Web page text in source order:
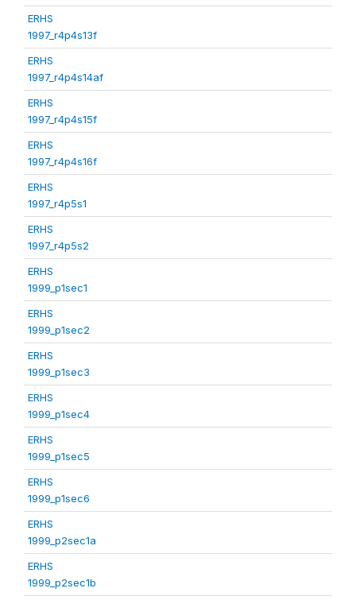
ERHS
1997_r4p4s13f
ERHS
1997_r4p4s14af
ERHS
1997_r4p4s15f
ERHS
1997_r4p4s16f
ERHS
1997_r4p5s1
ERHS
1997_r4p5s2
ERHS
1999_p1sec1
ERHS
1999_p1sec2
ERHS
1999_p1sec3
ERHS
1999_p1sec4
ERHS
1999_p1sec5
ERHS
1999_p1sec6
ERHS
1999_p2sec1a
ERHS
1999_p2sec1b